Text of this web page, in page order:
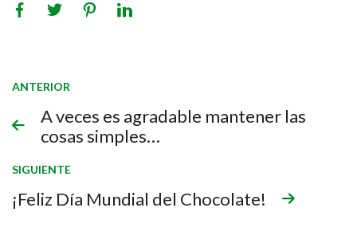
ANTERIOR
A veces es agradable mantener las
cosas simples…
SIGUIENTE
¡Feliz Día Mundial del Chocolate!